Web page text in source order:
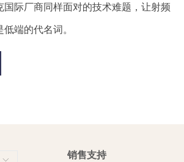
国际厂商同样面对的技术难题，让射频
端的代名词。
销售支持
ꀅ